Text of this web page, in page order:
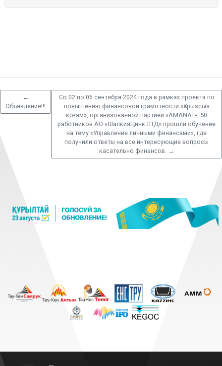
←
Объявление!!!
Со 02 по 06 сентября 2024 года в рамках проекта по
повышению финансовой грамотности «Қарызсыз
қоғам», организованной партией «AMANAT», 50
работников АО «ШалкияЦинк ЛТД» прошли обучение
на тему «Управление личными финансами», где
получили ответы на все интересующие вопросы
касательно финансов. →